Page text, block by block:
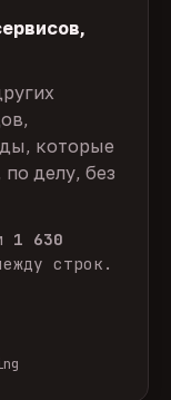
которые
делу, без
1 630
строк.